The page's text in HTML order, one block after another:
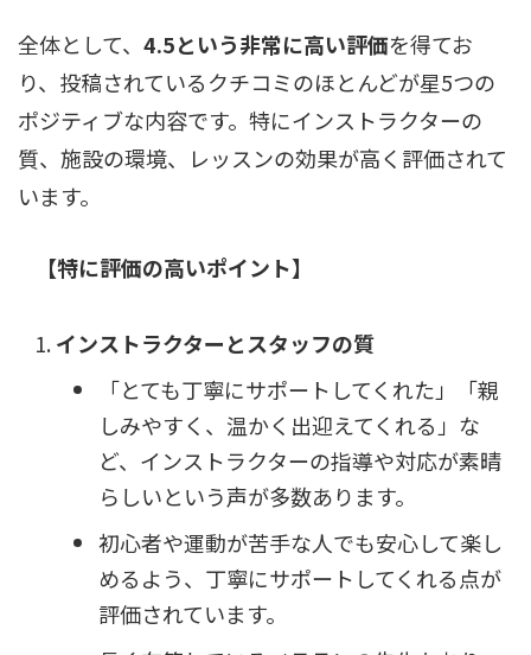
全体として、 4.5という非常に高い評価を得てお
り、投稿されているクチコミのほとんどが星5つの
ポジティブな内容です。特にインストラクターの
質、施設の環境、レッスンの効果が高く評価されて
います。
【特に評価の高いポイント】
インストラクターとスタッフの質
「とても丁寧にサポートしてくれた」「親
しみやすく、温かく出迎えてくれる」な
ど、インストラクターの指導や対応が素晴
らしいという声が多数あります。
初心者や運動が苦手な人でも安心して楽し
めるよう、丁寧にサポートしてくれる点が
評価されています。